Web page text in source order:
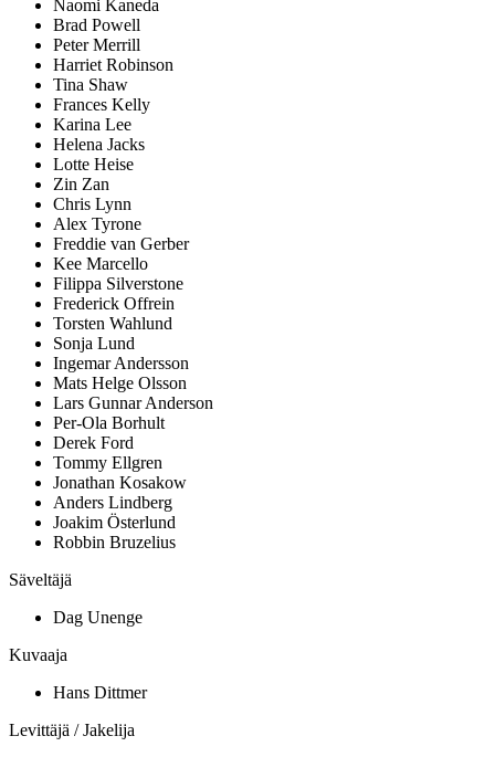
Naomi Kaneda
Brad Powell
Peter Merrill
Harriet Robinson
Tina Shaw
Frances Kelly
Karina Lee
Helena Jacks
Lotte Heise
Zin Zan
Chris Lynn
Alex Tyrone
Freddie van Gerber
Kee Marcello
Filippa Silverstone
Frederick Offrein
Torsten Wahlund
Sonja Lund
Ingemar Andersson
Mats Helge Olsson
Lars Gunnar Anderson
Per-Ola Borhult
Derek Ford
Tommy Ellgren
Jonathan Kosakow
Anders Lindberg
Joakim Österlund
Robbin Bruzelius
Säveltäjä
Dag Unenge
Kuvaaja
Hans Dittmer
Levittäjä / Jakelija